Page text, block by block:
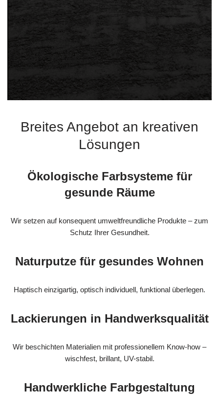
Breites Angebot an kreativen
Lösungen
Ökologische Farbsysteme für
gesunde Räume
Wir setzen auf konsequent umweltfreundliche Produkte – zum
Schutz Ihrer Gesundheit.
Naturputze für gesundes Wohnen
Haptisch einzigartig, optisch individuell, funktional überlegen.
Lackierungen in Handwerksqualität
Wir beschichten Materialien mit professionellem Know-how –
wischfest, brillant, UV-stabil.
Handwerkliche Farbgestaltung